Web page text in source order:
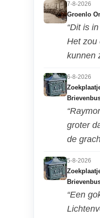
7-8-2026
Groenlo
“Dit is
Het zou
kunnen
6-8-2026
groter
de
5-8-2026
“Een